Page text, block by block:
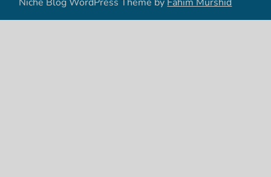
Niche Blog WordPress Theme byFahim Murshid